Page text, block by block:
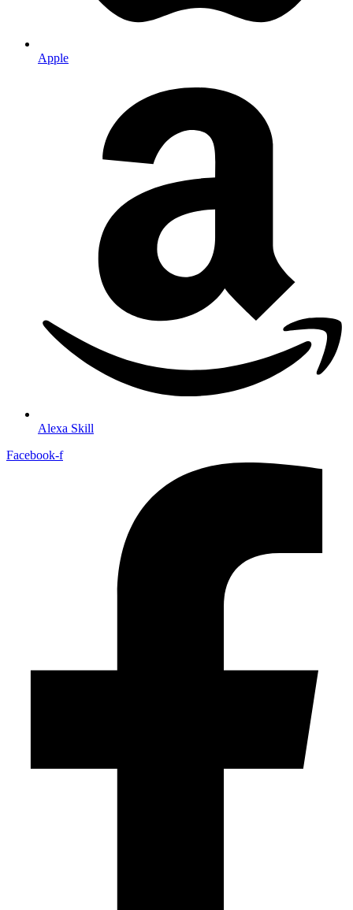
Apple
Alexa Skill
Facebook-f